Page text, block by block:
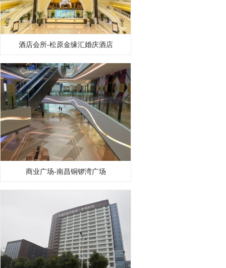
酒店会所-松原金缘汇婚庆酒店
商业广场-南昌铜锣湾广场